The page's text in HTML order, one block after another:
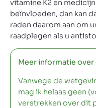
vitamine K2 en
beïnvloeden, dan kan
raden daarom aan om
raadplegen als u
Meer informatie
Vanwege de
mag ik helaas geen
verstrekken over dit